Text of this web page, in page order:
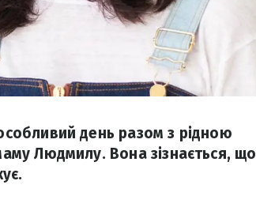
день разом з рідною
Людмилу. Вона зізнається, що